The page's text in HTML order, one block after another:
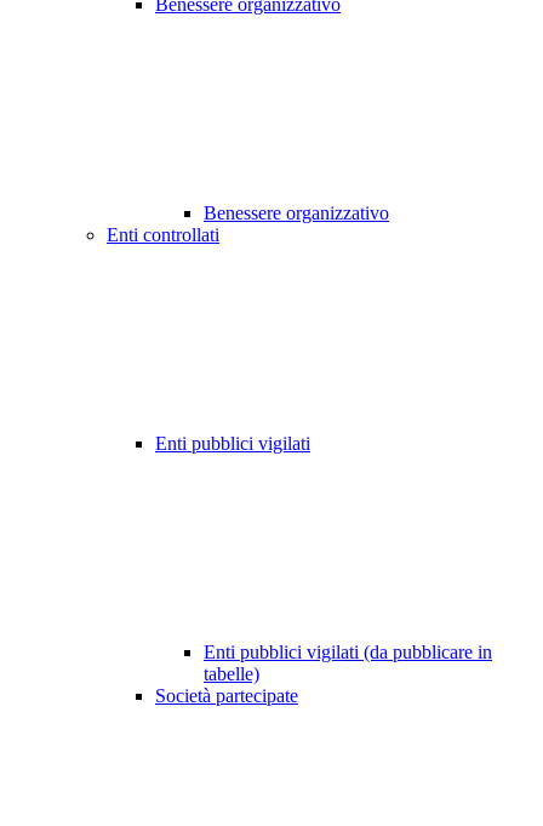
Benessere organizzativo
Benessere organizzativo
Enti controllati
Enti pubblici vigilati
Enti pubblici vigilati (da pubblicare in
tabelle)
Società partecipate